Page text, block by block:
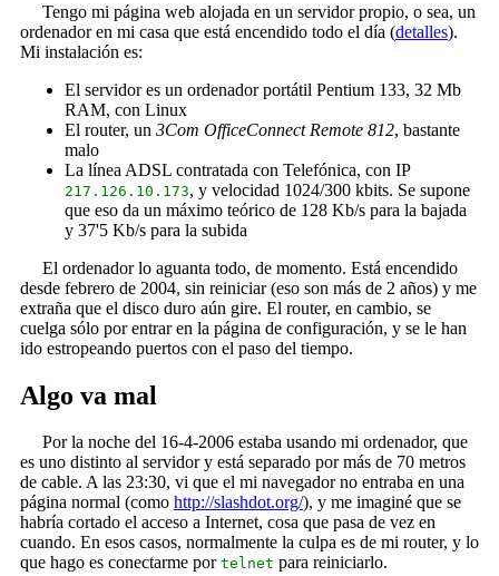
Tengo mi página web alojada en un servidor propio, o sea, un
ordenador en mi casa que está encendido todo el día (detalles).
Mi instalación es:
El servidor es un ordenador portátil Pentium 133, 32 Mb
RAM, con Linux
El router, un 3Com OfficeConnect Remote 812, bastante
malo
La línea ADSL contratada con Telefónica, con IP
217.126.10.173, y velocidad 1024/300 kbits. Se supone
que eso da un máximo teórico de 128 Kb/s para la bajada
y 37'5 Kb/s para la subida
El ordenador lo aguanta todo, de momento. Está encendido
desde febrero de 2004, sin reiniciar (eso son más de 2 años) y me
extraña que el disco duro aún gire. El router, en cambio, se
cuelga sólo por entrar en la página de configuración, y se le han
ido estropeando puertos con el paso del tiempo.
Algo va mal
Por la noche del 16-4-2006 estaba usando mi ordenador, que
es uno distinto al servidor y está separado por más de 70 metros
de cable. A las 23:30, vi que el mi navegador no entraba en una
página normal (como http://slashdot.org/), y me imaginé que se
habría cortado el acceso a Internet, cosa que pasa de vez en
cuando. En esos casos, normalmente la culpa es de mi router, y lo
que hago es conectarme por telnet para reiniciarlo.